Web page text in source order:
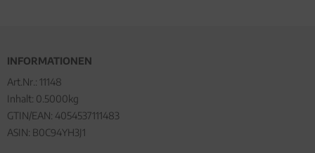
INFORMATIONEN
Art.Nr.: 11148
Inhalt: 0.5000kg
GTIN/EAN: 4054537111483
ASIN: B0C94YH3J1